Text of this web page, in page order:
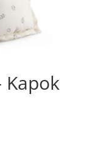
Kapok